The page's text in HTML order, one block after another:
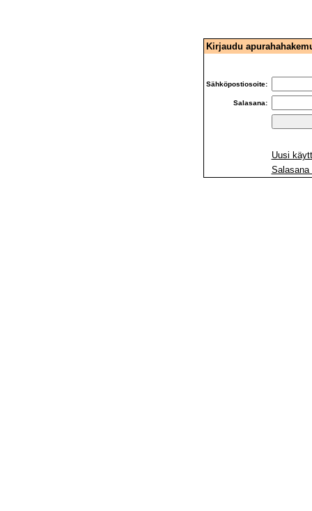
Kirjaudu
Sähköpostiosoite:
Salasana:
Uusi
Salasana